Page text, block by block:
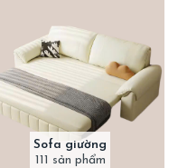
Sofa giường
111 sản phẩm